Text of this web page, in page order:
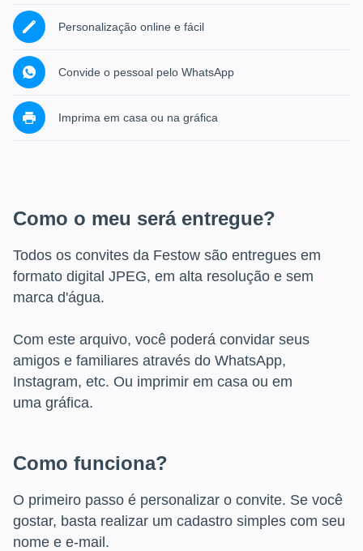
Personalização online e fácil
Convide o pessoal pelo WhatsApp
Imprima em casa ou na gráfica
Como o meu será entregue?
Todos os convites da Festow são entregues em
formato digital JPEG, em alta resolução e sem
marca d'água.
Com este arquivo, você poderá convidar seus
amigos e familiares através do WhatsApp,
Instagram, etc. Ou imprimir em casa ou em
uma gráfica.
Como funciona?
O primeiro passo é personalizar o convite. Se você
gostar, basta realizar um cadastro simples com seu
nome e e-mail.